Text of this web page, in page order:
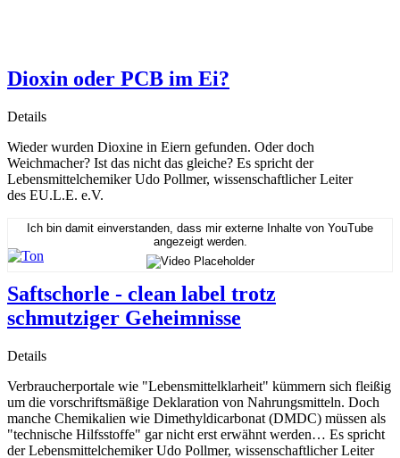
Dioxin oder PCB im Ei?
Details
Wieder wurden Dioxine in Eiern gefunden. Oder doch
Weichmacher? Ist das nicht das gleiche? Es spricht der
Lebensmittelchemiker Udo Pollmer, wissenschaftlicher Leiter
des EU.L.E. e.V.
Ich bin damit einverstanden, dass mir externe Inhalte von YouTube
angezeigt werden.
Saftschorle - clean label trotz
schmutziger Geheimnisse
Details
Verbraucherportale wie "Lebensmittelklarheit" kümmern sich fleißig
um die vorschriftsmäßige Deklaration von Nahrungsmitteln. Doch
manche Chemikalien wie Dimethyldicarbonat (DMDC) müssen als
"technische Hilfsstoffe" gar nicht erst erwähnt werden… Es spricht
der Lebensmittelchemiker Udo Pollmer, wissenschaftlicher Leiter